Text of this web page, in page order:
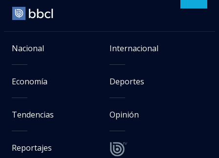
Nacional Internacional
Economía Deportes
Tendencias Opinión
Reportajes